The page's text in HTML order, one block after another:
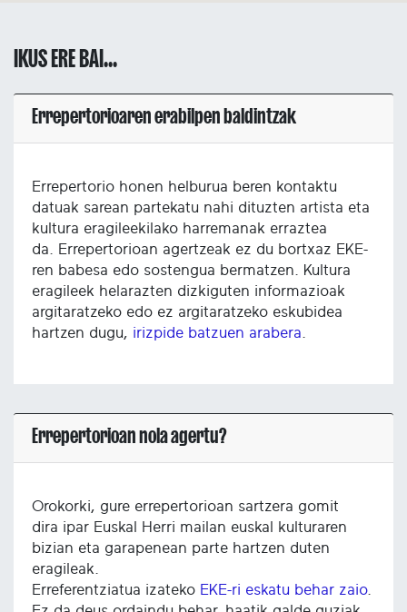
IKUS ERE BAI...
Errepertorioaren erabilpen baldintzak
Errepertorio honen helburua beren kontaktu
datuak sarean partekatu nahi dituzten artista eta
kultura eragileekilako harremanak erraztea
da. Errepertorioan agertzeak ez du bortxaz EKE-
ren babesa edo sostengua bermatzen. Kultura
eragileek helarazten dizkiguten informazioak
argitaratzeko edo ez argitaratzeko eskubidea
hartzen dugu, irizpide batzuen arabera
Errepertorioan nola agertu?
Orokorki, gure errepertorioan sartzera gomit
dira ipar Euskal Herri mailan euskal kulturaren
bizian eta garapenean parte hartzen duten
eragileak.
Erreferentziatua izateko EKE-ri eskatu behar zaio.